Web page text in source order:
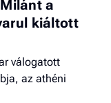
a
kiáltott
válogatott
az athéni